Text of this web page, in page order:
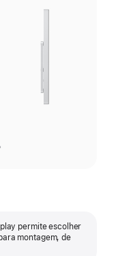
permite escolher
montagem, de